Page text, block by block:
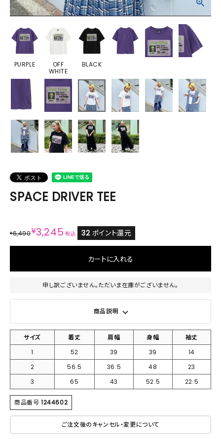
PURPLE
OFF
WHITE
BLACK
SPACE DRIVER TEE
¥6,490¥3,245 税込 32 ポイント還元
カートに入れる
申し訳ございません。ただいま在庫がございません。
商品説明
サイズ 着丈 肩幅 身幅
袖丈
1
52 39 39
14
2
56.5 36.5 48
23
3
65 43 52.5 22.5
商品番号 1244602
ご注文後のキャンセル・変更について